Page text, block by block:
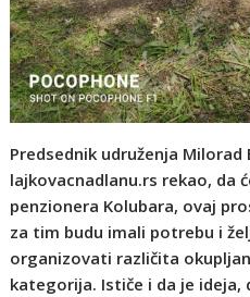
Predsednik udruženja
lajkovacnadlanu.rs rekao, da
penzionera Kolubara, ovaj
za tim budu imali potrebu i
organizovati različita
kategorija. Ističe i da je ideja,